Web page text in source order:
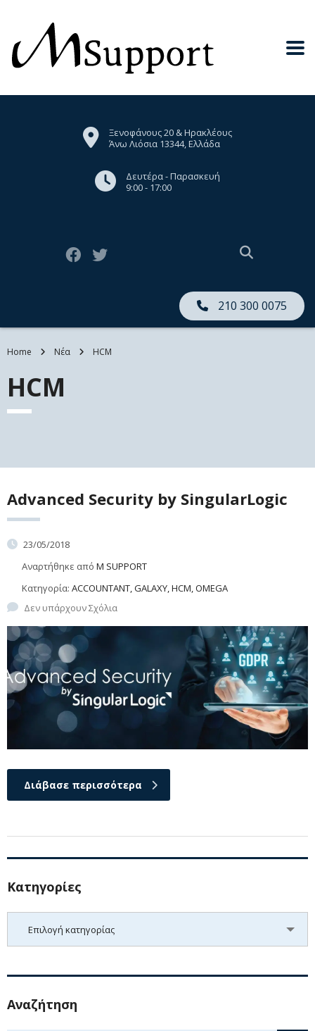
Ξενοφάνους 20 & Ηρακλέους
Άνω Λιόσια 13344, Ελλάδα
Δευτέρα - Παρασκευή
9:00 - 17:00
210 300 0075
Home Νέα HCM
HCM
Advanced Security by SingularLogic
23/05/2018
Αναρτήθηκε από M SUPPORT
Κατηγορία: ACCOUNTANT, GALAXY, HCM, OMEGA
Δεν υπάρχουν Σχόλια
Διάβασε περισσότερα
Kατηγορίες
Επιλογή κατηγορίας
Αναζήτηση